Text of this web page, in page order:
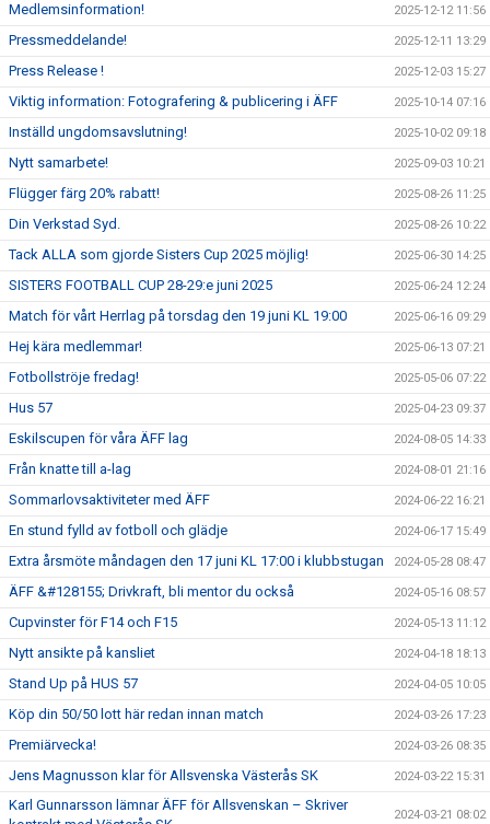
Medlemsinformation! 2025-12-12 11:56
Pressmeddelande! 2025-12-11 13:29
Press Release ! 2025-12-03 15:27
Viktig information: Fotografering & publicering i ÄFF 2025-10-14 07:16
Inställd ungdomsavslutning! 2025-10-02 09:18
Nytt samarbete! 2025-09-03 10:21
Flügger färg 20% rabatt! 2025-08-26 11:25
Din Verkstad Syd. 2025-08-26 10:22
Tack ALLA som gjorde Sisters Cup 2025 möjlig! 2025-06-30 14:25
SISTERS FOOTBALL CUP 28-29:e juni 2025 2025-06-24 12:24
Match för vårt Herrlag på torsdag den 19 juni KL 19:00 2025-06-16 09:29
Hej kära medlemmar! 2025-06-13 07:21
Fotbollströje fredag! 2025-05-06 07:22
Hus 57 2025-04-23 09:37
Eskilscupen för våra ÄFF lag 2024-08-05 14:33
Från knatte till a-lag 2024-08-01 21:16
Sommarlovsaktiviteter med ÄFF 2024-06-22 16:21
En stund fylld av fotboll och glädje 2024-06-17 15:49
Extra årsmöte måndagen den 17 juni KL 17:00 i klubbstugan 2024-05-28 08:47
ÄFF &#128155; Drivkraft, bli mentor du också 2024-05-16 08:57
Cupvinster för F14 och F15 2024-05-13 11:12
Nytt ansikte på kansliet 2024-04-18 18:13
Stand Up på HUS 57 2024-04-05 10:05
Köp din 50/50 lott här redan innan match 2024-03-26 17:23
Premiärvecka! 2024-03-26 08:35
Jens Magnusson klar för Allsvenska Västerås SK 2024-03-22 15:31
Karl Gunnarsson lämnar ÄFF för Allsvenskan – Skriver
2024-03-21 08:02